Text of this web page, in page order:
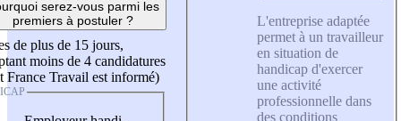
serez-vous parmi les
premiers à postuler ?
de plus de 15 jours,
moins de 4 candidatures
France Travail est informé)
L'entreprise adaptée
permet à un travailleur
en situation de
handicap d'exercer
une activité
professionnelle dans
des conditions